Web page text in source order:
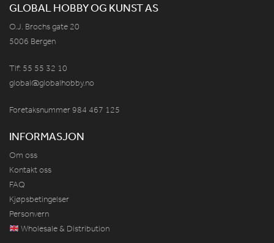
GLOBAL HOBBY OG KUNST AS
O.J. Brochs gate 20
5006 Bergen
Tlf: 55 55 32 10
global@globalhobby.no
Foretaksnummer 984 467 125
INFORMASJON
Om oss
Kontakt oss
FAQ
Kjøpsbetingelser
Personvern
Wholesale & Distribution